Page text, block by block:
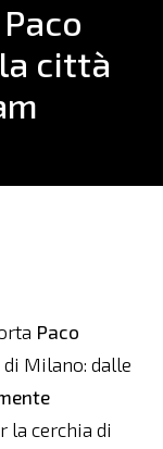
città
Paco
Milano: dalle
la cerchia di